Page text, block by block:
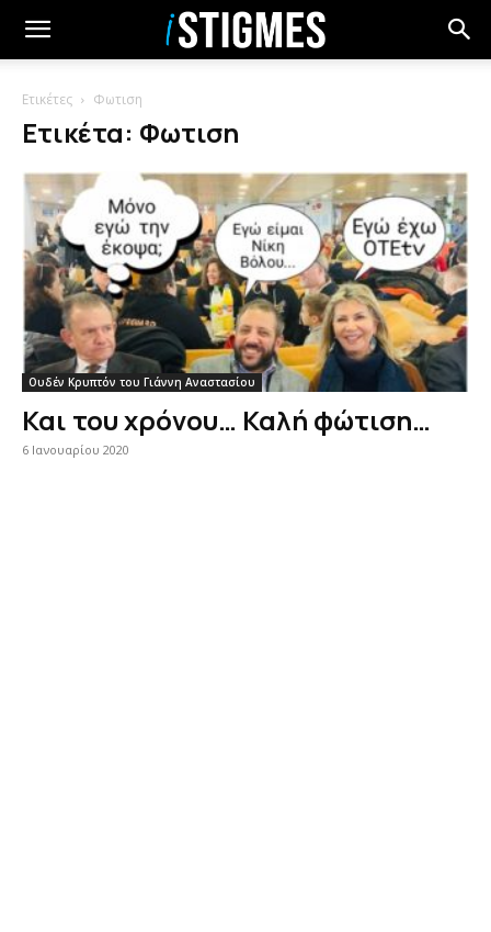
Ετικέτες Φωτιση
Ετικέτα: Φωτιση
Ουδέν Κρυπτόν του Γιάννη Αναστασίου
Και του χρόνου… Καλή φώτιση…
6 Ιανουαρίου 2020